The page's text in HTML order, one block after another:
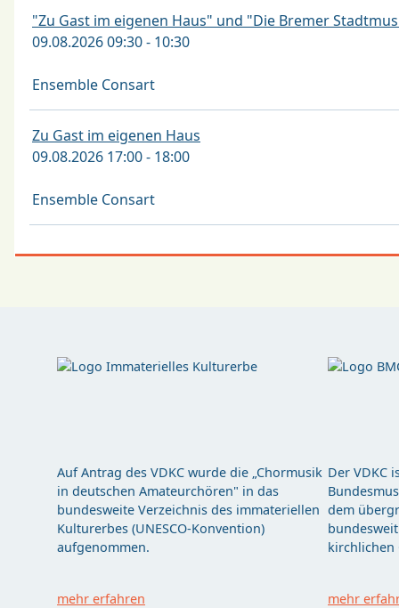
"Zu Gast im eigenen Haus" und "Die Bremer
09.08.2026 09:30 - 10:30
Ensemble Consart
Zu Gast im eigenen Haus
09.08.2026 17:00 - 18:00
Ensemble Consart
Auf Antrag des VDKC wurde die „Chormusik
in deutschen Amateurchören" in das
bundesweite Verzeichnis des immateriellen
Kulturerbes (UNESCO-Konvention)
aufgenommen.
mehr erfahren
Der VDKC
dem
kirchlichen
mehr